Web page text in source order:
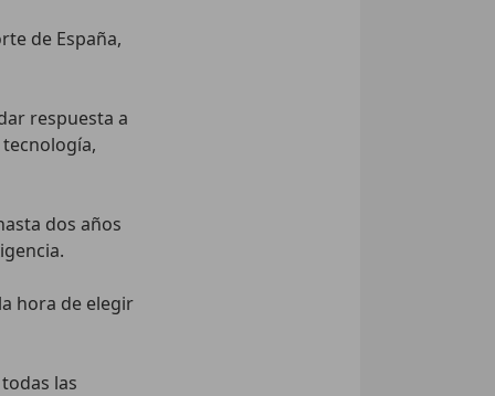
de España,
respuesta a
dos años
hora de elegir
las